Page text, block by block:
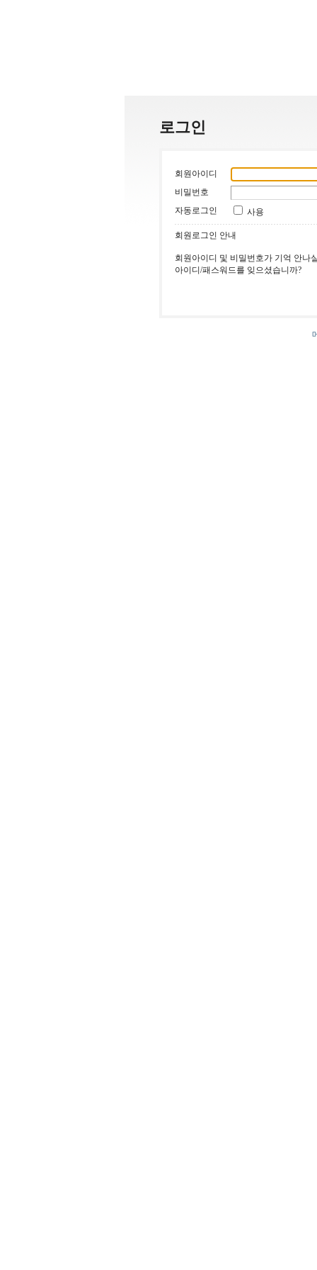
로그인
회원아이디
비밀번호
자동로그인
사용
회원로그인 안내
회원아이디 및 비밀번호가 기억 안나
아이디/패스워드를 잊으셨습니까?